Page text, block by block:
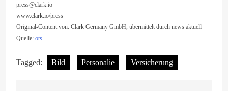
press@clark.io
www.clark.io/press
Original-Content von: Clark Germany GmbH, übermittelt durch news aktuell
Quelle: ots
Tagged: Bild Personalie Versicherung